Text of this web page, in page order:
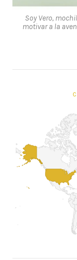
Soy Vero,
motivar a la